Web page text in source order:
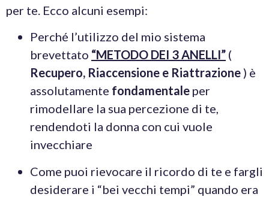
per te. Ecco alcuni esempi:
Perché l’utilizzo del mio sistema
brevettato “METODO DEI 3 ANELLI” (
Recupero, Riaccensione e Riattrazione) è
assolutamente fondamentale per
rimodellare la sua percezione di te,
rendendoti la donna con cui vuole
invecchiare
Come puoi rievocare il ricordo di te e fargli
desiderare i “bei vecchi tempi” quando era